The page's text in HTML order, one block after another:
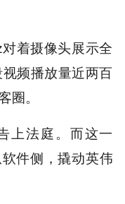
着摄像头展示全
频播放量近两百
圈。
上法庭。而这一
件侧，撬动英伟